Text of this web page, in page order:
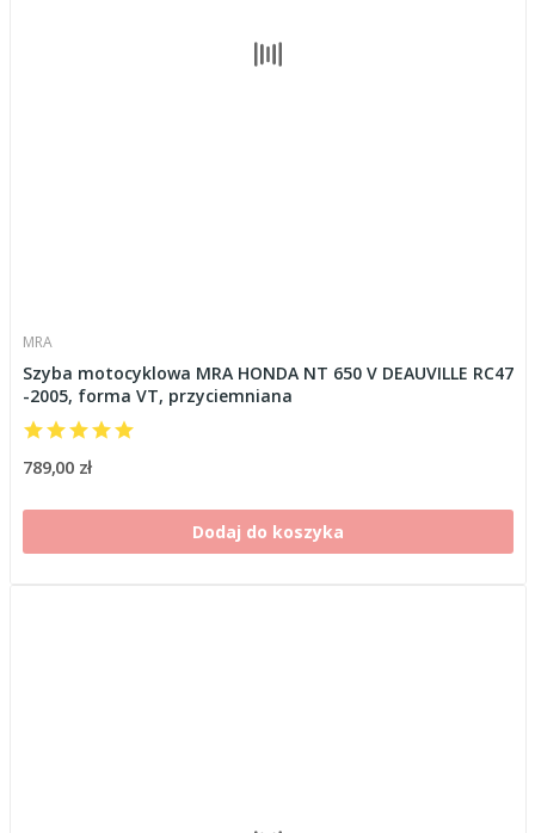
MRA
Szyba motocyklowa MRA HONDA NT 650 V DEAUVILLE RC47
-2005, forma VT, przyciemniana
789,00 zł
Dodaj do koszyka